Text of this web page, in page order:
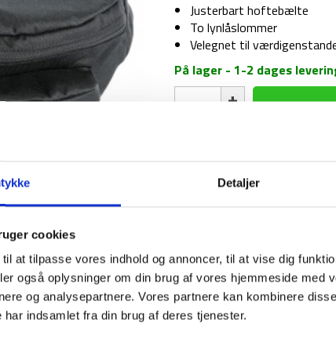
Detaljer
cookies
at tilpasse vores indhold og annoncer, til at vise dig
også oplysninger om din brug af vores hjemmeside med
og analysepartnere. Vores partnere kan kombinere
har indsamlet fra din brug af deres tjenester.
Justerbart hoftebælte
To lynlåslommer
Velegnet til
På lager - 1-2 dages
antal
BESKRIVELSE
Med en Fanny Pack fra
samtidig mere sikkert og med
din rygsæk. Denne Fanny